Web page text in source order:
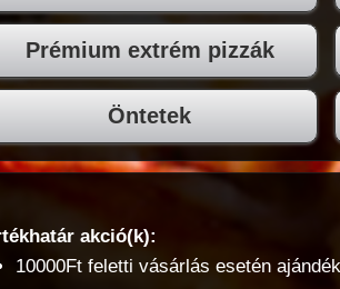
Prémium extrém pizzák
Öntetek
akció(k):
10000Ft feletti vásárlás esetén